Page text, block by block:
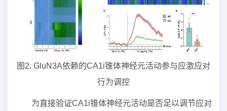
图2. GluN3A依赖的CA1i锥体神经元活动参与应激应对
行为调控
为直接验证CA1i锥体神经元活动是否足以调节应对